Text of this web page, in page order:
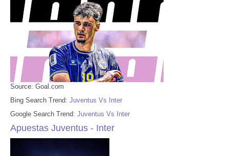
Source: Goal.com
Bing Search Trend: Juventus Vs Inter
Google Search Trend: Juventus Vs Inter
Apuestas Juventus - Inter